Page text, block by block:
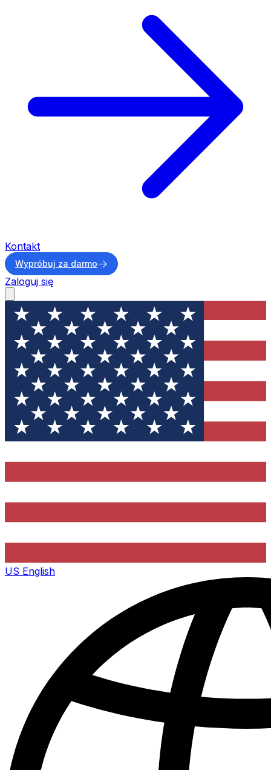
Kontakt
Wypróbuj za darmo
Zaloguj się
US English